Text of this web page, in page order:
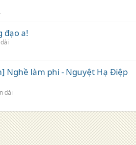
đạo a!
Nghề làm phi - Nguyệt Hạ Điệp
dài